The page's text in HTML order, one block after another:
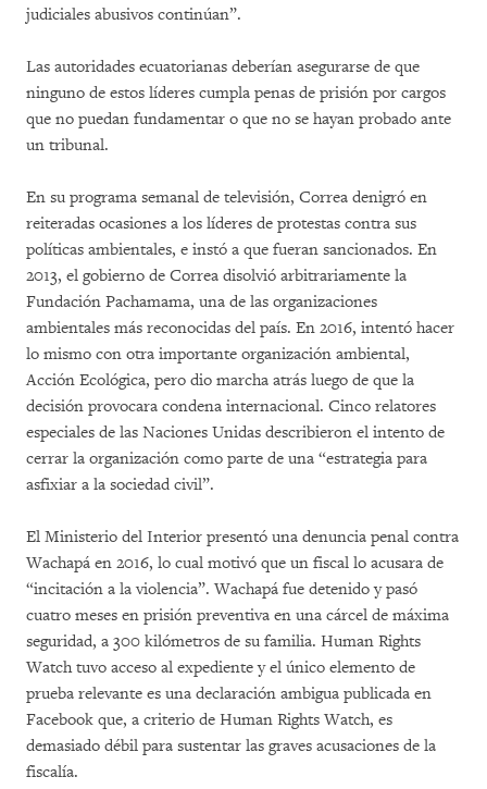
judiciales abusivos continúan”.
Las autoridades ecuatorianas deberían asegurarse de que
ninguno de estos líderes cumpla penas de prisión por cargos
que no puedan fundamentar o que no se hayan probado ante
un tribunal.
En su programa semanal de televisión, Correa denigró en
reiteradas ocasiones a los líderes de protestas contra sus
políticas ambientales, e instó a que fueran sancionados. En
2013, el gobierno de Correa disolvió arbitrariamente la
Fundación Pachamama, una de las organizaciones
ambientales más reconocidas del país. En 2016, intentó hacer
lo mismo con otra importante organización ambiental,
Acción Ecológica, pero dio marcha atrás luego de que la
decisión provocara condena internacional. Cinco relatores
especiales de las Naciones Unidas describieron el intento de
cerrar la organización como parte de una “estrategia para
asfixiar a la sociedad civil”.
El Ministerio del Interior presentó una denuncia penal contra
Wachapá en 2016, lo cual motivó que un fiscal lo acusara de
“incitación a la violencia”. Wachapá fue detenido y pasó
cuatro meses en prisión preventiva en una cárcel de máxima
seguridad, a 300 kilómetros de su familia. Human Rights
Watch tuvo acceso al expediente y el único elemento de
prueba relevante es una declaración ambigua publicada en
Facebook que, a criterio de Human Rights Watch, es
demasiado débil para sustentar las graves acusaciones de la
fiscalía.